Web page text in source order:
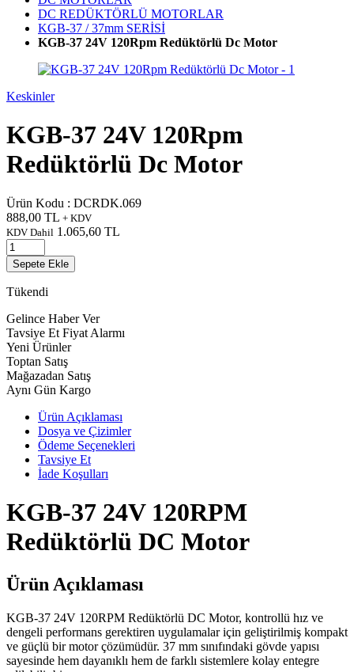
DC REDÜKTÖRLÜ MOTORLAR
KGB-37 / 37mm SERİSİ
KGB-37 24V 120Rpm Redüktörlü Dc Motor
Keskinler
KGB-37 24V 120Rpm
Redüktörlü Dc Motor
Ürün Kodu : DCRDK.069
888,00 TL + KDV
KDV Dahil 1.065,60 TL
Sepete Ekle
Tükendi
Gelince Haber Ver
Tavsiye Et Fiyat Alarmı
Yeni Ürünler
Toptan Satış
Mağazadan Satış
Aynı Gün Kargo
Ürün Açıklaması
Dosya ve Çizimler
Ödeme Seçenekleri
Tavsiye Et
İade Koşulları
KGB-37 24V 120RPM
Redüktörlü DC Motor
Ürün Açıklaması
KGB-37 24V 120RPM Redüktörlü DC Motor, kontrollü hız ve
dengeli performans gerektiren uygulamalar için geliştirilmiş kompakt
ve güçlü bir motor çözümüdür. 37 mm sınıfındaki gövde yapısı
sayesinde hem dayanıklı hem de farklı sistemlere kolay entegre